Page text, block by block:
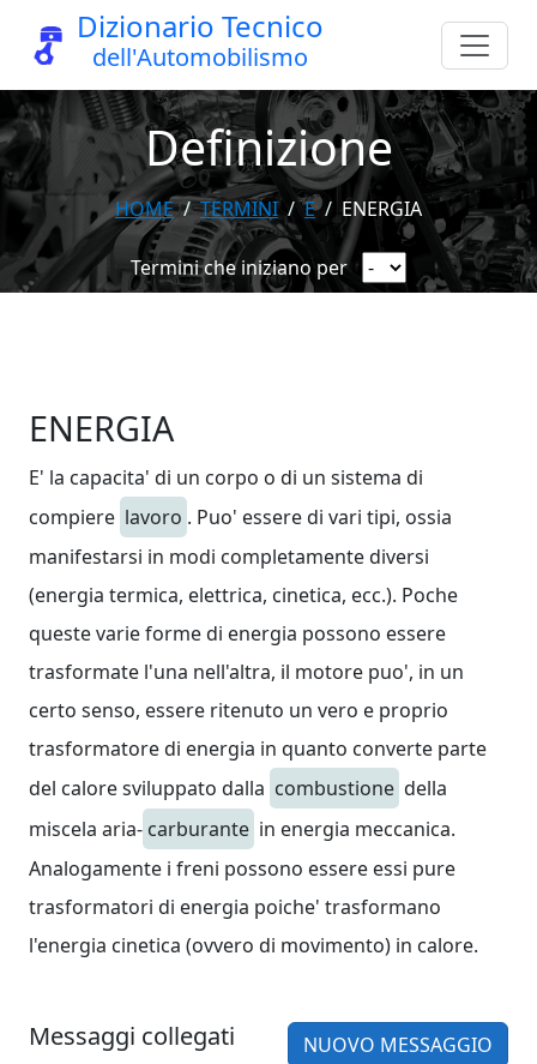
Dizionario Tecnico
dell'Automobilismo
Definizione
HOME TERMINI E ENERGIA
Termini che iniziano per
ENERGIA
E' la capacita' di un corpo o di un sistema di
compiere lavoro . Puo' essere di vari tipi, ossia
manifestarsi in modi completamente diversi
(energia termica, elettrica, cinetica, ecc.). Poche
queste varie forme di energia possono essere
trasformate l'una nell'altra, il motore puo', in un
certo senso, essere ritenuto un vero e proprio
trasformatore di energia in quanto converte parte
del calore sviluppato dalla combustione della
miscela aria- carburante in energia meccanica.
Analogamente i freni possono essere essi pure
trasformatori di energia poiche' trasformano
l'energia cinetica (ovvero di movimento) in calore.
Messaggi collegati NUOVO MESSAGGIO